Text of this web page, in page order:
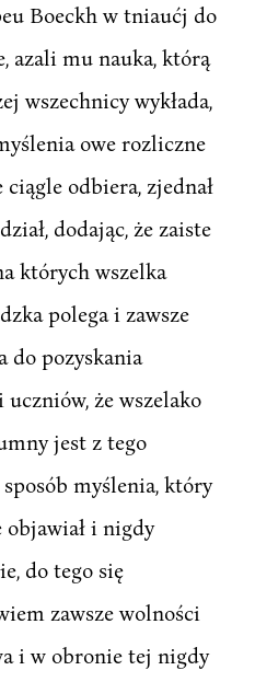
Boeckh w tniaućj do
azali mu nauka, którą
wszechnicy wykłada,
owe rozliczne
odbiera, zjednał
dodając, że zaiste
których wszelka
polega i zawsze
do pozyskania
że wszelako
jest z tego
myślenia, który
objawiał i nigdy
do tego się
zawsze wolności
i w obronie tej nigdy